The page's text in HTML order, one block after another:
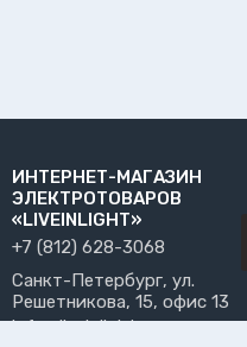
ИНТЕРНЕТ-МАГАЗИН
ЭЛЕКТРОТОВАРОВ
«LIVEINLIGHT»
+7 (812) 628-3068
Санкт-Петербург, ул.
Решетникова, 15, офис 13
info@liveinlight.ru